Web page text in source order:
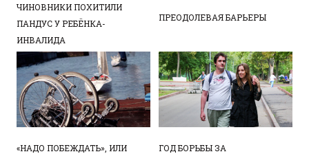
ЧИНОВНИКИ ПОХИТИЛИ
ПАНДУС У РЕБЁНКА-
ИНВАЛИДА
ПРЕОДОЛЕВАЯ БАРЬЕРЫ
«НАДО ПОБЕЖДАТЬ», ИЛИ ГОД БОРЬБЫ ЗА